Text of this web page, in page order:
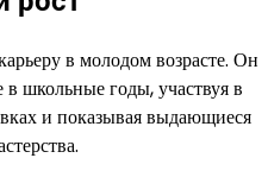
в молодом возрасте. Он
школьные годы, участвуя в
и показывая выдающиеся